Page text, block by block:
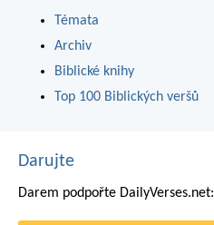
Témata
Archiv
Biblické knihy
Top 100 Biblických veršů
Darujte
Darem podpořte DailyVerses.net: